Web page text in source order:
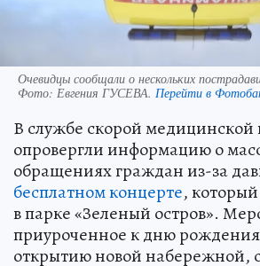
Очевидцы сообщали о нескольких
Фото: Евгения ГУСЕВА. Перейти в
В службе скорой
опровергли информацию о
обращениях граждан из-за
бесплатном концерте,
в парке «Зеленый остров».
приуроченное к дню
открытию новой набережной,